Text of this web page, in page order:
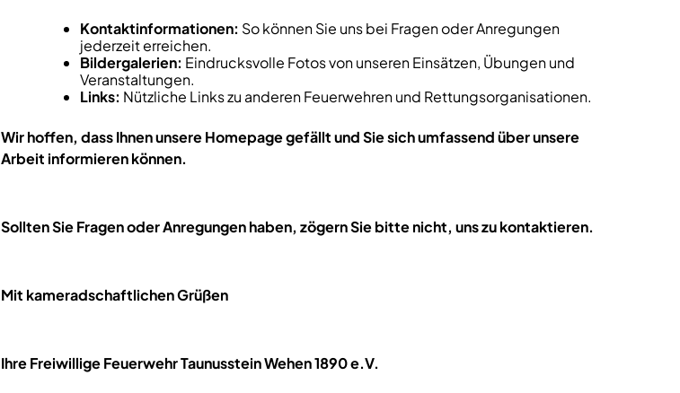
Kontaktinformationen: So können Sie uns bei Fragen oder Anregungen
jederzeit erreichen.
Bildergalerien: Eindrucksvolle Fotos von unseren Einsätzen, Übungen und
Veranstaltungen.
Links: Nützliche Links zu anderen Feuerwehren und Rettungsorganisationen.
Wir hoffen, dass Ihnen unsere Homepage gefällt und Sie sich umfassend über unsere
Arbeit informieren können.
Sollten Sie Fragen oder Anregungen haben, zögern Sie bitte nicht, uns zu kontaktieren.
Mit kameradschaftlichen Grüßen
Ihre Freiwillige Feuerwehr Taunusstein Wehen 1890 e.V.